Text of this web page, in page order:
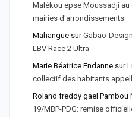
Malékou epse Moussadji
mairies d'arrondissements
Mahangue surGabao-
LBV Race 2 Ultra
Marie Béatrice Endanne sur
collectif des habitants
Roland freddy gael Pambou
19/MBP-PDG: remise